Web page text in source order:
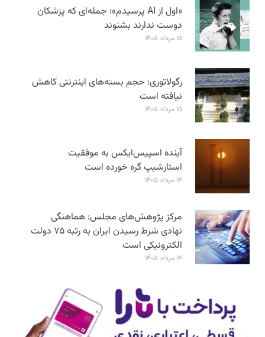
«اول از AI پرسیدم»؛ جمله‌ای که پزشکان
دوست ندارند بشنوند
۱۵ مرداد ۱۴۰۵
رگولاتوری: حجم بسته‌های اینترنتی کاهش
نیافته است
۱۵ مرداد ۱۴۰۵
آینده اسپیس‌ایکس به موفقیت
استارشیپ گره خورده است
۱۴ مرداد ۱۴۰۵
مرکز پژوهش‌های مجلس: هماهنگی
نهادی شرط رسیدن ایران به رتبه ۷۵ دولت
الکترونیکی است
۱۴ مرداد ۱۴۰۵